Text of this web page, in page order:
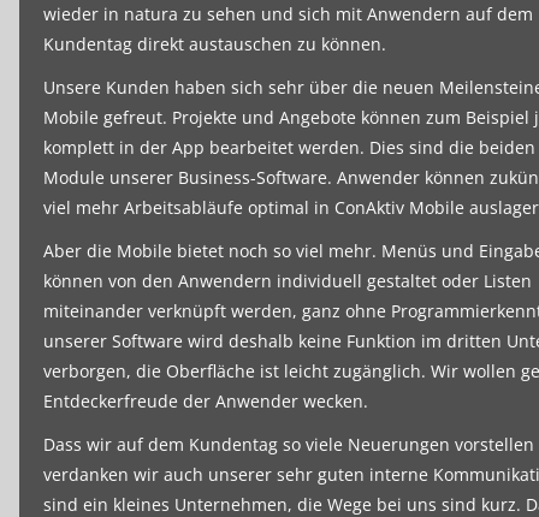
wieder in natura zu sehen und sich mit Anwendern auf dem
Kundentag direkt austauschen zu können.
Unsere Kunden haben sich sehr über die neuen
Mobile gefreut. Projekte und Angebote können zum Beispiel
komplett in der App bearbeitet werden. Dies sind die
Module unserer Business-Software. Anwender können
viel mehr Arbeitsabläufe optimal in ConAktiv Mobile
Aber die Mobile bietet noch so viel mehr. Menüs und
können von den Anwendern individuell gestaltet oder Listen
miteinander verknüpft werden, ganz ohne
unserer Software wird deshalb keine Funktion im dritten
verborgen, die Oberfläche ist leicht zugänglich. Wir wollen
Entdeckerfreude der Anwender wecken.
Dass wir auf dem Kundentag so viele Neuerungen
verdanken wir auch unserer sehr guten interne
sind ein kleines Unternehmen, die Wege bei uns sind kurz.